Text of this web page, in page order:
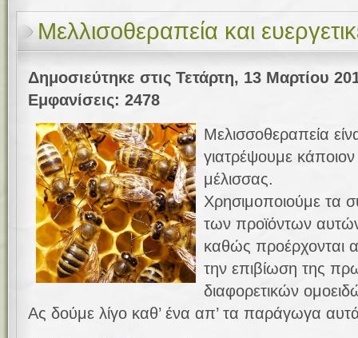
Μελλισοθεραπεία και
Δημοσιεύτηκε στις Τετάρτη, 13 Μαρτίου
Εμφανίσεις: 2478
Μελισσοθεραπεία
γιατρέψουμε
μέλισσας.
Χρησιμοποιούμε τα
των προϊόντων
καθώς προέρχονται
την επιβίωση της
διαφορετικών
Ας δούμε λίγο καθ’ ένα απ’ τα παράγωγα